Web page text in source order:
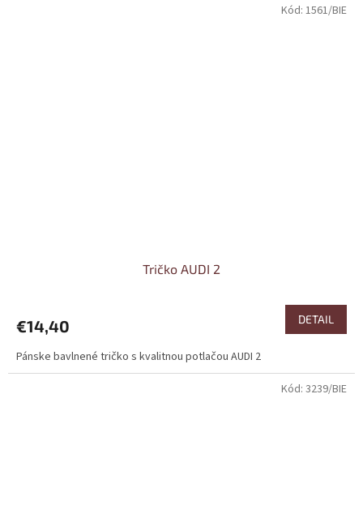
Tričko AUDI 2
€14,40 DETAIL
Pánske bavlnené tričko s kvalitnou potlačou AUDI 2
Kód: 1561/BIE
Kód: 3239/BIE